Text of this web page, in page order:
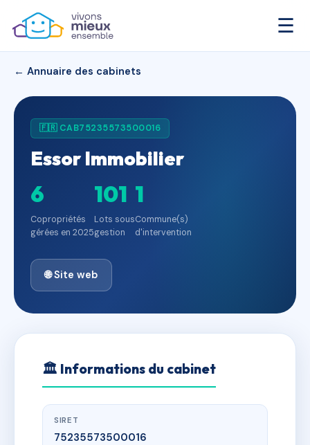
☰
← Annuaire des cabinets
🇫🇷 CAB75235573500016
Essor Immobilier
6
Copropriétés
gérées en 2025
101
Lots sous
gestion
1
Commune(s)
d'intervention
🌐 Site web
🏛 Informations du cabinet
SIRET
75235573500016